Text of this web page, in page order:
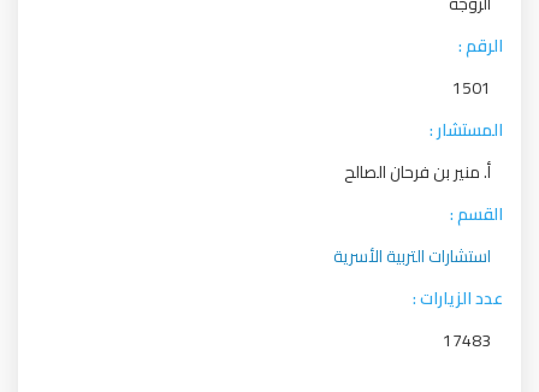
الرقم :
1501
المستشار :
أ. منير بن فرحان الصالح
القسم :
استشارات التربية الأسرية
عدد الزيارات :
17483